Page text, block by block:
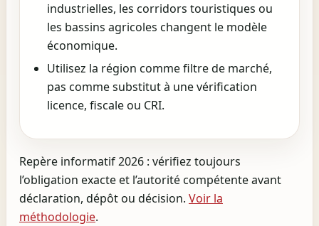
industrielles, les corridors touristiques ou
les bassins agricoles changent le modèle
économique.
Utilisez la région comme filtre de marché,
pas comme substitut à une vérification
licence, fiscale ou CRI.
Repère informatif 2026 : vérifiez toujours
l’obligation exacte et l’autorité compétente avant
déclaration, dépôt ou décision. Voir la
méthodologie.